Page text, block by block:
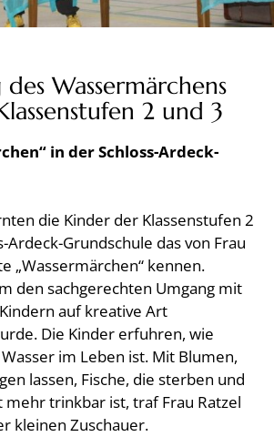
Wassermärchens
2 und 3
in der Schloss-Ardeck-
die Kinder der Klassenstufen 2
Ardeck-Grundschule das von Frau
„Wassermärchen“ kennen.
den sachgerechten Umgang mit
auf kreative Art
Die Kinder erfuhren, wie
im Leben ist. Mit Blumen,
lassen, Fische, die sterben und
mehr trinkbar ist, traf Frau Ratzel
kleinen Zuschauer.